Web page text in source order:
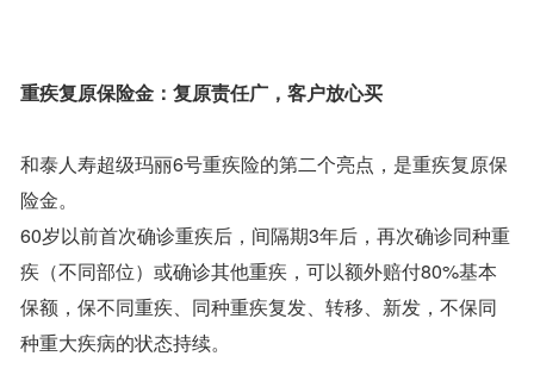
重疾复原保险金：复原责任广，客户放心买
和泰人寿超级玛丽6号重疾险的第二个亮点，是重疾复原保
险金。
60岁以前首次确诊重疾后，间隔期3年后，再次确诊同种重
疾（不同部位）或确诊其他重疾，可以额外赔付80%基本
保额，保不同重疾、同种重疾复发、转移、新发，不保同
种重大疾病的状态持续。